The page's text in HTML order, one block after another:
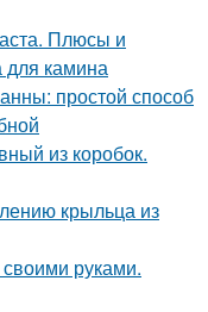
Плюсы и
для камина
простой способ
из коробок.
крыльца из
руками.